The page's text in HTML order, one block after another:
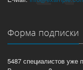
Форма подписки
5487 специалистов